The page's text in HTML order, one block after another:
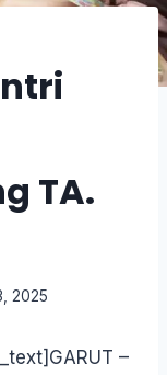
TA.
2025
–